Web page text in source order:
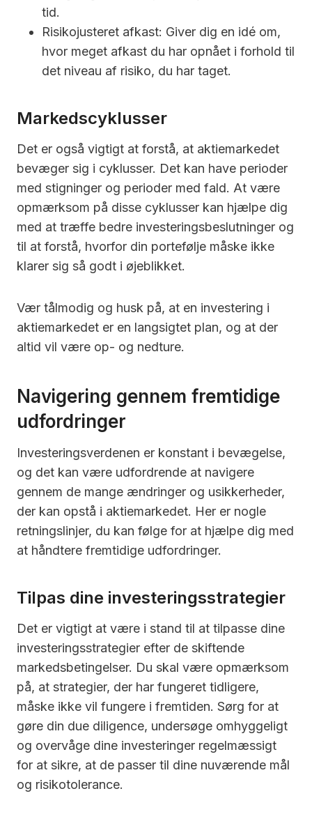
tid.
Risikojusteret afkast: Giver dig en idé om,
hvor meget afkast du har opnået i forhold til
det niveau af risiko, du har taget.
Markedscyklusser
Det er også vigtigt at forstå, at aktiemarkedet
bevæger sig i cyklusser. Det kan have perioder
med stigninger og perioder med fald. At være
opmærksom på disse cyklusser kan hjælpe dig
med at træffe bedre investeringsbeslutninger og
til at forstå, hvorfor din portefølje måske ikke
klarer sig så godt i øjeblikket.
Vær tålmodig og husk på, at en investering i
aktiemarkedet er en langsigtet plan, og at der
altid vil være op- og nedture.
Navigering gennem fremtidige
udfordringer
Investeringsverdenen er konstant i bevægelse,
og det kan være udfordrende at navigere
gennem de mange ændringer og usikkerheder,
der kan opstå i aktiemarkedet. Her er nogle
retningslinjer, du kan følge for at hjælpe dig med
at håndtere fremtidige udfordringer.
Tilpas dine investeringsstrategier
Det er vigtigt at være i stand til at tilpasse dine
investeringsstrategier efter de skiftende
markedsbetingelser. Du skal være opmærksom
på, at strategier, der har fungeret tidligere,
måske ikke vil fungere i fremtiden. Sørg for at
gøre din due diligence, undersøge omhyggeligt
og overvåge dine investeringer regelmæssigt
for at sikre, at de passer til dine nuværende mål
og risikotolerance.